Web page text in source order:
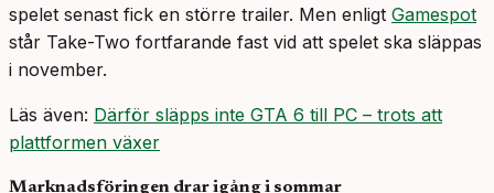
spelet senast fick en större trailer. Men enligt Gamespot
står Take-Two fortfarande fast vid att spelet ska släppas
i november.
Läs även: Därför släpps inte GTA 6 till PC – trots att
plattformen växer
Marknadsföringen drar igång i sommar